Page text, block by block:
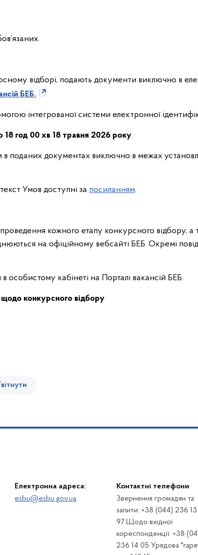
відборі, подають документи виключно в
БЕБ.
інтегрованої системи електронної
18 год 00 хв 18 травня 2026 року.
поданих документах виключно в межах
Умов доступні за посиланням.
кожного етапу конкурсного відбору, а
на офіційному вебсайті БЕБ. Окремі
особистому кабінеті на Порталі вакансій БЕБ.
щодо конкурсного відбору
Електронна адреса:
esbu@esbu.gov.ua
Контактні телефони
Звернення громадян та
запити: +38 (044) 236 13
97 Щодо вхідної
кореспонденції: +38
236 14 05 Урядова